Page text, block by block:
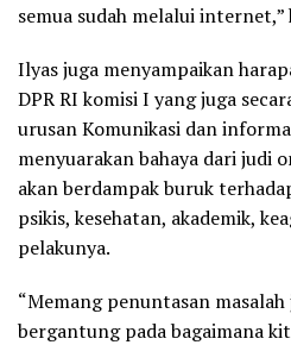
semua sudah melalui internet,”
Ilyas juga menyampaikan
DPR RI komisi I yang juga
urusan Komunikasi dan
menyuarakan bahaya dari judi
akan berdampak buruk
psikis, kesehatan, akademik,
pelakunya.
“Memang penuntasan
bergantung pada bagaimana